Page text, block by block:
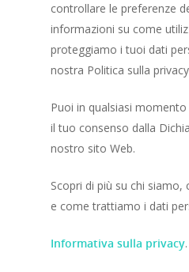
controllare le preferenze
informazioni su come
proteggiamo i tuoi dati
nostra Politica sulla
Puoi in qualsiasi
il tuo consenso dalla
nostro sito Web.
Scopri di più su chi
e come trattiamo i dati
Informativa sulla privacy.